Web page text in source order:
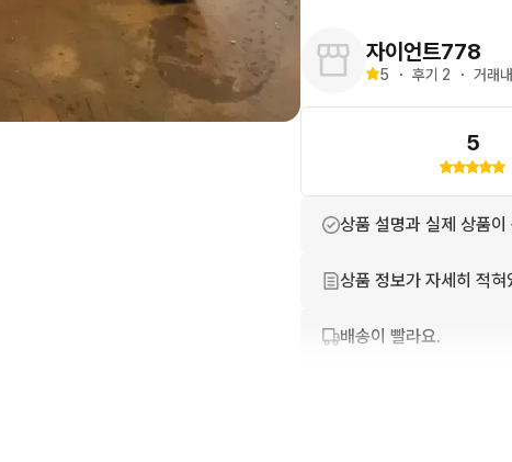
자이언트778
5 ・ 후기 2 ・ 거래
5
상품 설명과 실제 상품이
상품 정보가 자세히 적혀
배송이 빨라요.